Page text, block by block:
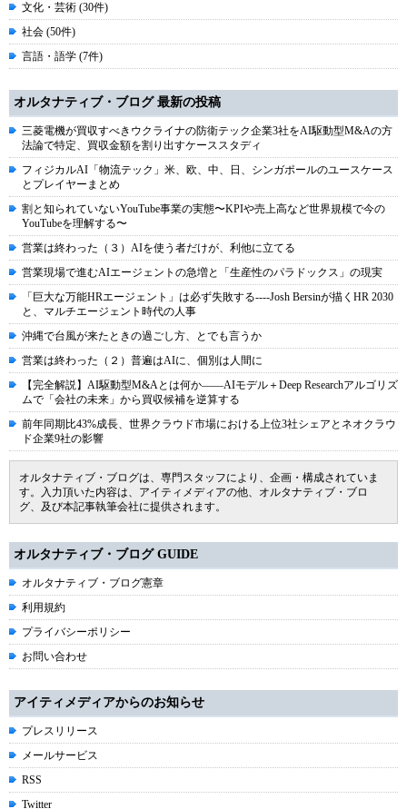
文化・芸術 (30件)
社会 (50件)
言語・語学 (7件)
オルタナティブ・ブログ 最新の投稿
三菱電機が買収すべきウクライナの防衛テック企業3社をAI駆動型M&Aの方
法論で特定、買収金額を割り出すケーススタディ
フィジカルAI「物流テック」米、欧、中、日、シンガポールのユースケース
とプレイヤーまとめ
割と知られていないYouTube事業の実態〜KPIや売上高など世界規模で今の
YouTubeを理解する〜
営業は終わった（３）AIを使う者だけが、利他に立てる
営業現場で進むAIエージェントの急増と「生産性のパラドックス」の現実
「巨大な万能HRエージェント」は必ず失敗する----Josh Bersinが描くHR 2030
と、マルチエージェント時代の人事
沖縄で台風が来たときの過ごし方、とでも言うか
営業は終わった（２）普遍はAIに、個別は人間に
【完全解説】AI駆動型M&Aとは何か――AIモデル＋Deep Researchアルゴリズ
ムで「会社の未来」から買収候補を逆算する
前年同期比43%成長、世界クラウド市場における上位3社シェアとネオクラウ
ド企業9社の影響
オルタナティブ・ブログは、専門スタッフにより、企画・構成されていま
す。入力頂いた内容は、アイティメディアの他、オルタナティブ・ブロ
グ、及び本記事執筆会社に提供されます。
オルタナティブ・ブログ GUIDE
オルタナティブ・ブログ憲章
利用規約
プライバシーポリシー
お問い合わせ
アイティメディアからのお知らせ
プレスリリース
メールサービス
RSS
Twitter